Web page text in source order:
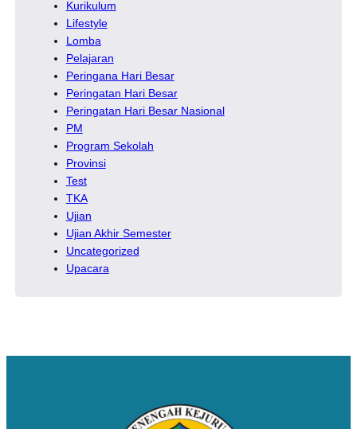
Kurikulum
Lifestyle
Lomba
Pelajaran
Peringana Hari Besar
Peringatan Hari Besar
Peringatan Hari Besar Nasional
PM
Program Sekolah
Provinsi
Test
TKA
Ujian
Ujian Akhir Semester
Uncategorized
Upacara